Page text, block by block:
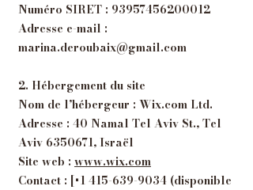
Numéro SIRET : 93957456200012
Adresse e-mail :
marina.deroubaix@gmail.com
2. Hébergement du site
Nom de l’hébergeur : Wix.com Ltd.
Adresse : 40 Namal Tel Aviv St., Tel
Aviv 6350671, Israël
Site web : www.wix.com
Contact : [+1 415-639-9034 (disponible